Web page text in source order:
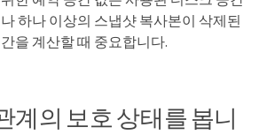
하나 이상의 스냅샷 복사본이 삭제된
을 계산할 때 중요합니다.
계의 보호 상태를 봅니